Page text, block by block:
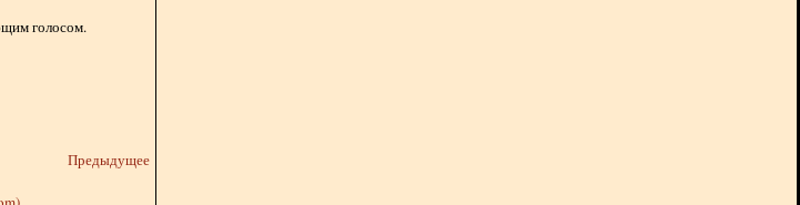
голосом.
Предыдущее